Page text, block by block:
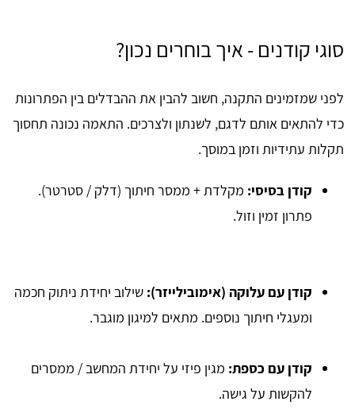
סוגי קודנים - איך בוחרים נכון?
לפני שמזמינים התקנה, חשוב להבין את ההבדלים בין הפתרונות
כדי להתאים אותם לדגם, לשנתון ולצרכים. התאמה נכונה תחסוך
תקלות עתידיות וזמן במוסך.
קודן בסיסי: מקלדת + ממסר חיתוך (דלק / סטרטר).
פתרון זמין וזול.
קודן עם עלוקה (אימובילייזר): שילוב יחידת ניתוק חכמה
ומעגלי חיתוך נוספים. מתאים למיגון מוגבר.
קודן עם כספת: מגין פיזי על יחידת המחשב / ממסרים
להקשות על גישה.